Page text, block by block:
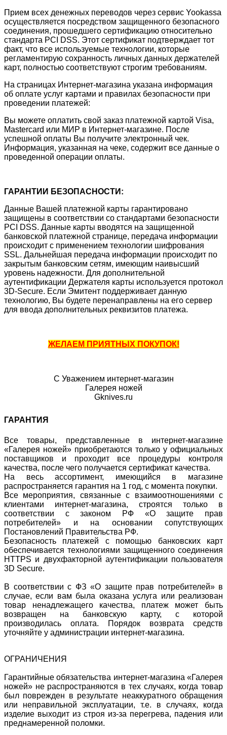
Прием всех денежных переводов через сервис Yookassa
осуществляется посредством защищенного безопасного
соединения, прошедшего сертификацию относительно
стандарта PCI DSS. Этот сертификат подтверждает тот
факт, что все используемые технологии, которые
регламентирую сохранность личных данных держателей
карт, полностью соответствуют строгим требованиям.
На страницах Интернет-магазина указана информация
об оплате услуг картами и правилах безопасности при
проведении платежей:
Вы можете оплатить свой заказ платежной картой Visa,
Mastercard или МИР в Интернет-магазине. После
успешной оплаты Вы получите электронный чек.
Информация, указанная на чеке, содержит все данные о
проведенной операции оплаты.
ГАРАНТИИ БЕЗОПАСНОСТИ:
Данные Вашей платежной карты гарантировано
защищены в соответствии со стандартами безопасности
PCI DSS. Данные карты вводятся на защищенной
банковской платежной странице, передача информации
происходит с применением технологии шифрования
SSL. Дальнейшая передача информации происходит по
закрытым банковским сетям, имеющим наивысший
уровень надежности. Для дополнительной
аутентификации Держателя карты используется протокол
3D-Secure. Если Эмитент поддерживает данную
технологию, Вы будете перенаправлены на его сервер
для ввода дополнительных реквизитов платежа.
ЖЕЛАЕМ ПРИЯТНЫХ ПОКУПОК!
С Уважением интернет-магазин
Галерея ножей
Gknives.ru
ГАРАНТИЯ
Все товары, представленные в интернет-магазине
«Галерея ножей» приобретаются только у официальных
поставщиков и проходит все процедуры контроля
качества, после чего получается сертификат качества.
На весь ассортимент, имеющийся в магазине
распространяется гарантия на 1 год, с момента покупки.
Все мероприятия, связанные с взаимоотношениями с
клиентами интернет-магазина, строятся только в
соответствии с законом РФ «О защите прав
потребителей» и на основании сопутствующих
Постановлений Правительства РФ.
Безопасность платежей с помощью банковских карт
обеспечивается технологиями защищенного соединения
HTTPS и двухфакторной аутентификации пользователя
3D Secure.
В соответствии с ФЗ «О защите прав потребителей» в
случае, если вам была оказана услуга или реализован
товар ненадлежащего качества, платеж может быть
возвращен на банковскую карту, с которой
производилась оплата. Порядок возврата средств
уточняйте у администрации интернет-магазина.
ОГРАНИЧЕНИЯ
Гарантийные обязательства интернет-магазина «Галерея
ножей» не распространяются в тех случаях, когда товар
был поврежден в результате неаккуратного обращения
или неправильной эксплуатации, т.е. в случаях, когда
изделие выходит из строя из-за перегрева, падения или
преднамеренной поломки.